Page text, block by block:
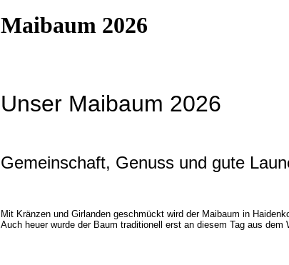
Maibaum 2026
Unser Maibaum 2026
Gemeinschaft, Genuss und gute
Mit Kränzen und Girlanden geschmückt wird der Maibaum in
Auch heuer wurde der Baum traditionell erst an diesem Tag aus